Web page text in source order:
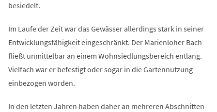
besiedelt.
Im Laufe der Zeit war das Gewässer allerdings stark in seiner
Entwicklungsfähigkeit eingeschränkt. Der Marienloher Bach
fließt unmittelbar an einem Wohnsiedlungsbereich entlang.
Vielfach war er befestigt oder sogar in die Gartennutzung
einbezogen worden.
In den letzten Jahren haben daher an mehreren Abschnitten